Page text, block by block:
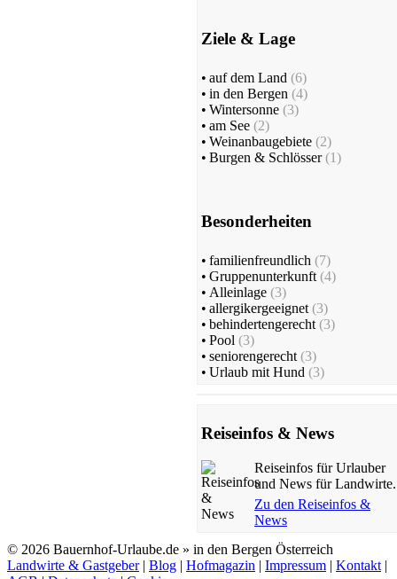
Ziele & Lage
• auf dem Land (6)
• in den Bergen (4)
• Wintersonne (3)
• am See (2)
• Weinanbaugebiete (2)
• Burgen & Schlösser(1)
Besonderheiten
• familienfreundlich (7)
• Gruppenunterkunft (4)
• Alleinlage (3)
• allergikergeeignet (3)
• behindertengerecht (3)
• Pool (3)
• seniorengerecht (3)
• Urlaub mit Hund (3)
Reiseinfos & News
Reiseinfos für Urlauber
und News für Landwirte.
Zu den Reiseinfos &
News
© 2026 Bauernhof-Urlaube.de » in den Bergen Österreich
Landwirte & Gastgeber| Blog | Hofmagazin | Impressum | Kontakt |